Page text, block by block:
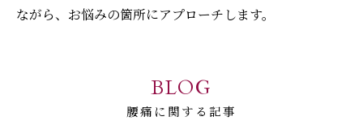
ながら、お悩みの箇所にアプローチします。
BLOG
腰痛に関する記事